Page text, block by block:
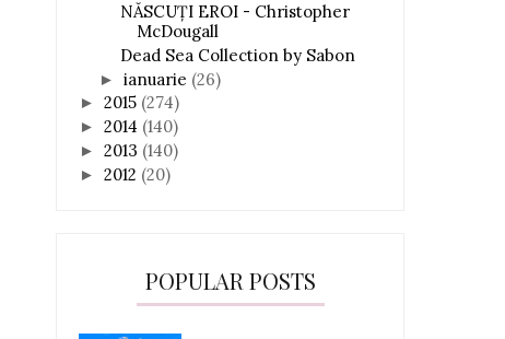
NĂSCUŢI EROI - Christopher
McDougall
Dead Sea Collection by Sabon
► ianuarie (26)
► 2015 (274)
► 2014 (140)
► 2013 (140)
► 2012 (20)
POPULAR POSTS